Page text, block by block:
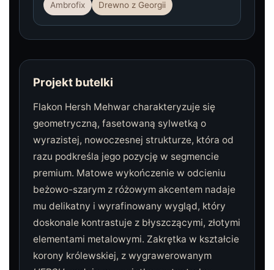
Ambrofix Drewno z Georgii
Projekt butelki
Flakon Hersh Mehwar charakteryzuje się
geometryczną, fasetowaną sylwetką o
wyrazistej, nowoczesnej strukturze, która od
razu podkreśla jego pozycję w segmencie
premium. Matowe wykończenie w odcieniu
beżowo-szarym z różowym akcentem nadaje
mu delikatny i wyrafinowany wygląd, który
doskonale kontrastuje z błyszczącymi, złotymi
elementami metalowymi. Zakrętka w kształcie
korony królewskiej, z wygrawerowanym